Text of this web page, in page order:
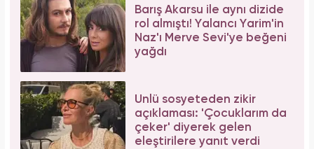
Barış Akarsu ile aynı dizide
rol almıştı! Yalancı Yarim'in
Naz'ı Merve Sevi'ye beğeni
yağdı
Ünlü sosyeteden zikir
açıklaması: 'Çocuklarım da
çeker' diyerek gelen
eleştirilere yanıt verdi